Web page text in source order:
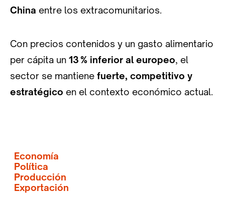
China entre los extracomunitarios.
Con precios contenidos y un gasto alimentario
per cápita un 13% inferior al europeo, el
sector se mantiene fuerte, competitivo y
estratégico en el contexto económico actual.
Economía
Política
Producción
Exportación